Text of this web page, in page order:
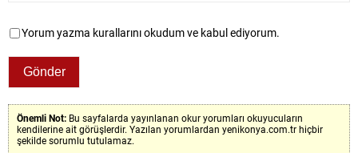
Yorum yazma kurallarını okudum ve kabul ediyorum.
Önemli Not: Bu sayfalarda yayınlanan okur yorumları okuyucuların
kendilerine ait görüşlerdir. Yazılan yorumlardan yenikonya.com.tr hiçbir
şekilde sorumlu tutulamaz.